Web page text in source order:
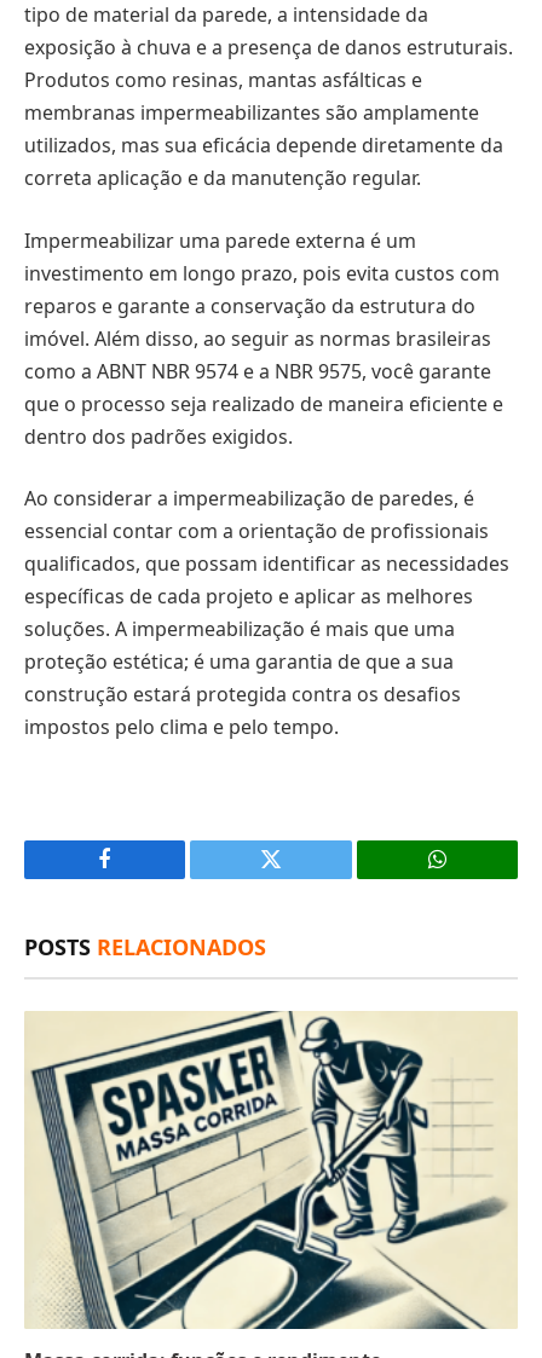
tipo de material da parede, a intensidade da
exposição à chuva e a presença de danos estruturais.
Produtos como resinas, mantas asfálticas e
membranas impermeabilizantes são amplamente
utilizados, mas sua eficácia depende diretamente da
correta aplicação e da manutenção regular.
Impermeabilizar uma parede externa é um
investimento em longo prazo, pois evita custos com
reparos e garante a conservação da estrutura do
imóvel. Além disso, ao seguir as normas brasileiras
como a ABNT NBR 9574 e a NBR 9575, você garante
que o processo seja realizado de maneira eficiente e
dentro dos padrões exigidos.
Ao considerar a impermeabilização de paredes, é
essencial contar com a orientação de profissionais
qualificados, que possam identificar as necessidades
específicas de cada projeto e aplicar as melhores
soluções. A impermeabilização é mais que uma
proteção estética; é uma garantia de que a sua
construção estará protegida contra os desafios
impostos pelo clima e pelo tempo.
Facebook
X
POSTS RELACIONADOS